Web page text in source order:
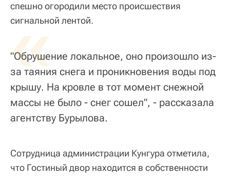
спешно огородили место происшествия
сигнальной лентой.
«
"Обрушение локальное, оно произошло из-
за таяния снега и проникновения воды под
крышу. На кровле в тот момент снежной
массы не было - снег сошел", - рассказала
агентству Бурылова.
Сотрудница администрации Кунгура отметила,
что Гостиный двор находится в собственности